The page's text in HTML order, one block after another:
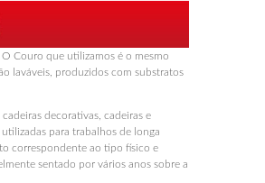
/ Executiva /
Couro que utilizamos é o mesmo
laváveis, produzidos com substratos
decorativas, cadeiras e
para trabalhos de longa
correspondente ao tipo físico e
sentado por vários anos sobre a